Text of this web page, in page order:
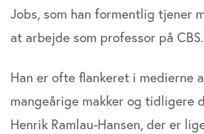
Jobs, som han formentlig tjener
at arbejde som professor på CBS.
Han er ofte flankeret i medierne
mangeårige makker og tidligere
Henrik Ramlau-Hansen, der er